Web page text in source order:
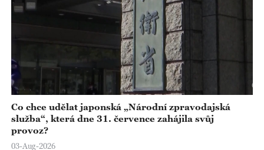
Co chce udělat japonská „Národní zpravodajská
služba“, která dne 31. července zahájila svůj
provoz?
03-Aug-2026